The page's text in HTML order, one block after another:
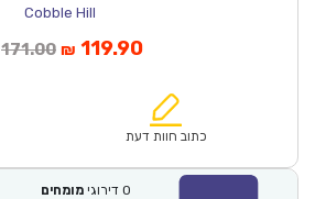
Cobble Hill
171.00המחיר
₪171.00.
₪ 119.90המחיר
הוא:
כתוב חוות דעת
0 דירוגי מומחים